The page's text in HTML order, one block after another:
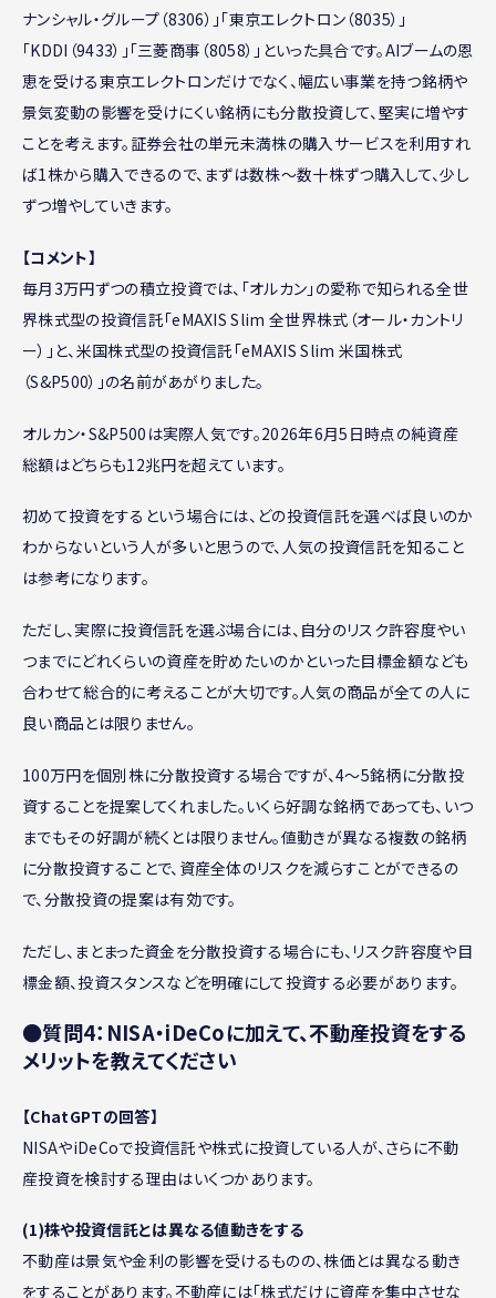
ナンシャル・グループ（8306）」「東京エレクトロン（8035）」
「KDDI（9433）」「三菱商事（8058）」といった具合です。AIブームの恩
恵を受ける東京エレクトロンだけでなく、幅広い事業を持つ銘柄や
景気変動の影響を受けにくい銘柄にも分散投資して、堅実に増やす
ことを考えます。証券会社の単元未満株の購入サービスを利用すれ
ば1株から購入できるので、まずは数株〜数十株ずつ購入して、少し
ずつ増やしていきます。
【コメント】
毎月3万円ずつの積立投資では、「オルカン」の愛称で知られる全世
界株式型の投資信託「eMAXIS Slim 全世界株式（オール・カントリ
ー）」と、米国株式型の投資信託「eMAXIS Slim 米国株式
（S&P500）」の名前があがりました。
オルカン・S&P500は実際人気です。2026年6月5日時点の純資産
総額はどちらも12兆円を超えています。
初めて投資をするという場合には、どの投資信託を選べば良いのか
わからないという人が多いと思うので、人気の投資信託を知ること
は参考になります。
ただし、実際に投資信託を選ぶ場合には、自分のリスク許容度やい
つまでにどれくらいの資産を貯めたいのかといった目標金額なども
合わせて総合的に考えることが大切です。人気の商品が全ての人に
良い商品とは限りません。
100万円を個別株に分散投資する場合ですが、4〜5銘柄に分散投
資することを提案してくれました。いくら好調な銘柄であっても、いつ
までもその好調が続くとは限りません。値動きが異なる複数の銘柄
に分散投資することで、資産全体のリスクを減らすことができるの
で、分散投資の提案は有効です。
ただし、まとまった資金を分散投資する場合にも、リスク許容度や目
標金額、投資スタンスなどを明確にして投資する必要があります。
●質問4：NISA・iDeCoに加えて、不動産投資をする
メリットを教えてください
【ChatGPTの回答】
NISAやiDeCoで投資信託や株式に投資している人が、さらに不動
産投資を検討する理由はいくつかあります。
(1)株や投資信託とは異なる値動きをする
不動産は景気や金利の影響を受けるものの、株価とは異なる動き
をすることがあります。不動産には「株式だけに資産を集中させな